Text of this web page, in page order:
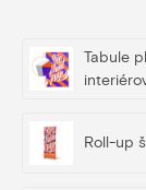
Tabule
Roll-up